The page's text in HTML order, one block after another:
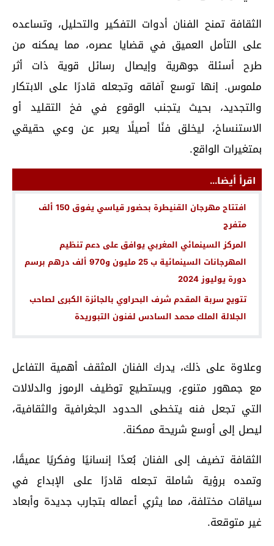
الثقافة تمنح الفنان أدوات التفكير والتحليل، وتساعده
على التأمل العميق في قضايا عصره، مما يمكنه من
طرح أسئلة جوهرية وإيصال رسائل قوية ذات أثر
ملموس. إنها توسع آفاقه وتجعله قادرًا على الابتكار
والتجديد، بحيث يتجنب الوقوع في فخ التقليد أو
الاستنساخ، ليخلق فنًا أصيلًا يعبر عن وعي حقيقي
بمتغيرات الواقع.
اقرأ أيضا...
افتتاح مهرجان القنيطرة بحضور قياسي يفوق 150 ألف
متفرج
المركز السينمائي المغربي يوافق على دعم تنظيم
المهرجانات السينمائية ب 25 مليون و970 ألف درهم برسم
دورة يوليوز 2024
تتويج سربة المقدم شرف البحراوي بالجائزة الكبرى لصاحب
الجلالة الملك محمد السادس لفنون التبوريدة
وعلاوة على ذلك، يدرك الفنان المثقف أهمية التفاعل
مع جمهور متنوع، ويستطيع توظيف الرموز والدلالات
التي تجعل فنه يتخطى الحدود الجغرافية والثقافية،
ليصل إلى أوسع شريحة ممكنة.
الثقافة تضيف إلى الفنان بُعدًا إنسانيًا وفكريًا عميقًا،
وتمده برؤية شاملة تجعله قادرًا على الإبداع في
سياقات مختلفة، مما يثري أعماله بتجارب جديدة وأبعاد
غير متوقعة.